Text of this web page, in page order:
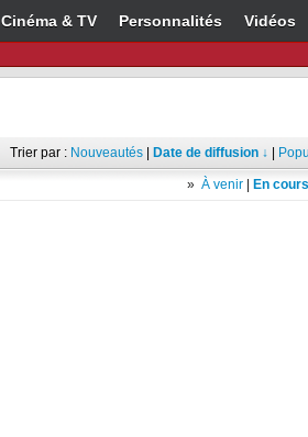
Cinéma & TV Personnalités Vidéos
Trier par : Nouveautés Date de diffusion ↓
» À venir En